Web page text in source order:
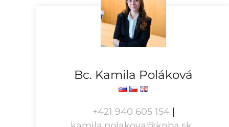
Bc. Kamila Poláková
+421 940 605 154